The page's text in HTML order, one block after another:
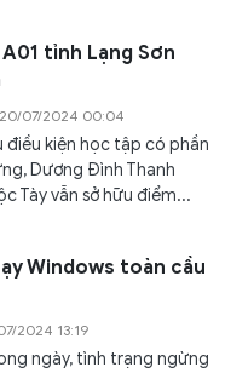
tỉnh Lạng Sơn
20/07/2024 00:04
điều kiện học tập có phần
Dương Đình Thanh
Tày vẫn sở hữu điểm...
Windows toàn cầu
2024 13:19
ngày, tình trạng ngừng